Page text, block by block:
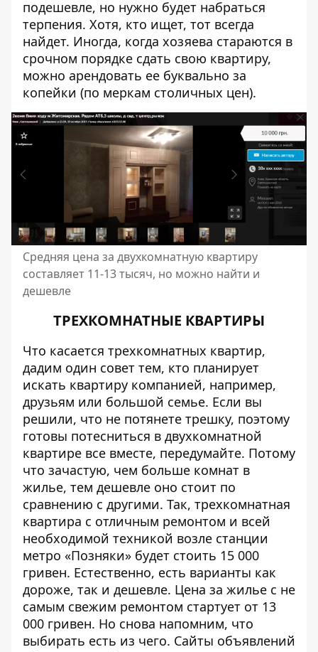
подешевле, но нужно будет набраться
терпения. Хотя, кто ищет, тот всегда
найдет. Иногда, когда хозяева стараются в
срочном порядке сдать свою квартиру,
можно арендовать ее буквально за
копейки (по меркам столичных цен).
Средняя цена за двухкомнатную квартиру
составляет 11-13 тысяч, но можно найти и
дешевле
ТРЕХКОМНАТНЫЕ КВАРТИРЫ
Что касается трехкомнатных квартир,
дадим один совет тем, кто планирует
искать квартиру компанией, например,
друзьям или большой семье. Если вы
решили, что не потянете трешку, поэтому
готовы потесниться в двухкомнатной
квартире все вместе, передумайте. Потому
что зачастую, чем больше комнат в
жилье, тем дешевле оно стоит по
сравнению с другими. Так, трехкомнатная
квартира с отличным ремонтом и всей
необходимой техникой возле станции
метро «Позняки» будет стоить 15 000
гривен. Естественно, есть варианты как
дороже, так и дешевле. Цена за жилье с не
самым свежим ремонтом стартует от 13
000 гривен. Но снова напомним, что
выбирать есть из чего. Сайты объявлений